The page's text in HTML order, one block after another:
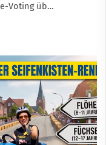
Voting üb…